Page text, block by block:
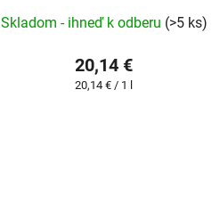
Skladom - ihneď k odberu (>5 ks)
20,14 €
Jednotková
20,14 € / 1 l